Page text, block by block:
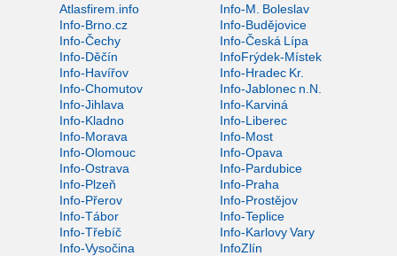
Atlasfirem.info
Info-M. Boleslav
Info-Brno.cz
Info-Budějovice
Info-Čechy
Info-Česká Lípa
Info-Děčín
InfoFrýdek-Místek
Info-Havířov
Info-Hradec Kr.
Info-Chomutov
Info-Jablonec n.N.
Info-Jihlava
Info-Karviná
Info-Kladno
Info-Liberec
Info-Morava
Info-Most
Info-Olomouc
Info-Opava
Info-Ostrava
Info-Pardubice
Info-Plzeň
Info-Praha
Info-Přerov
Info-Prostějov
Info-Tábor
Info-Teplice
Info-Třebíč
Info-Karlovy Vary
Info-Vysočina
InfoZlín